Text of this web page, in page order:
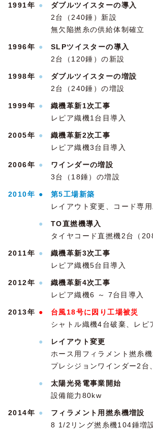
1991年 ●
ダブルツイスターの導入
2台（240錘）新設
無欠陥撚糸の供給体制確立
1996年 ●
SLPツイスターの導入
2台（120錘）の新設
1998年 ●
ダブルツイスターの増設
2台（240錘）の増設
1999年 ●
織機革新1次工事
レピア織機1台目導入
2005年 ●
織機革新2次工事
レピア織機3台目導入
2006年 ●
ワインダーの増設
3台（18錘）の増設
2010年 ●
第5工場新築
レイアウト変更、コード専
●
TO直撚機導入
タイヤコード直撚機2台（
2011年 ●
織機革新3次工事
レピア織機5台目導入
2012年 ●
織機革新4次工事
レピア織機6 ～ 7台目導入
2013年 ●
台風18号に因り工場被災
シャトル織機4台破棄、レピ
●
レイアウト変更
ホース用フィラメント撚糸
プレシジョンワインダー2台
●
太陽光発電事業開始
設備能力80kw
2014年 ●
フィラメント用撚糸機増設
8 1/2リング撚糸機104錘増